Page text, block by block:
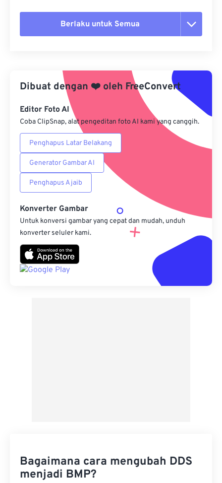
Berlaku untuk Semua
Terapkan dari Preset
Simpan sebagai Preset
Dibuat dengan ❤️ oleh FreeConvert
Editor Foto AI
Coba ClipSnap, alat pengeditan foto AI kami yang canggih.
Penghapus Latar Belakang
Generator Gambar AI
Penghapus Ajaib
Konverter Gambar
Untuk konversi gambar yang cepat dan mudah, unduh
konverter seluler kami.
Bagaimana cara mengubah DDS
menjadi BMP?